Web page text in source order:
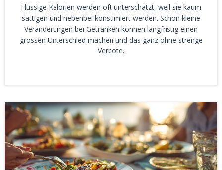
Flüssige Kalorien werden oft unterschätzt, weil sie kaum
sättigen und nebenbei konsumiert werden. Schon kleine
Veränderungen bei Getränken können langfristig einen
grossen Unterschied machen und das ganz ohne strenge
Verbote.